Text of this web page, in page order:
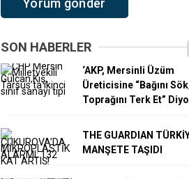
SON HABERLER
‘AKP, Mersinli Üzüm
Üreticisine “Bağını
Toprağını Terk Et”
THE GUARDIAN
MANŞETE TAŞIDI